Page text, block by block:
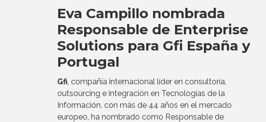
Eva Campillo nombrada
Responsable de Enterprise
Solutions para Gfi España y
Portugal
Gfi, compañía internacional líder en consultoría,
outsourcing e integración en Tecnologías de la
Información, con más de 44 años en el mercado
europeo, ha nombrado como Responsable de